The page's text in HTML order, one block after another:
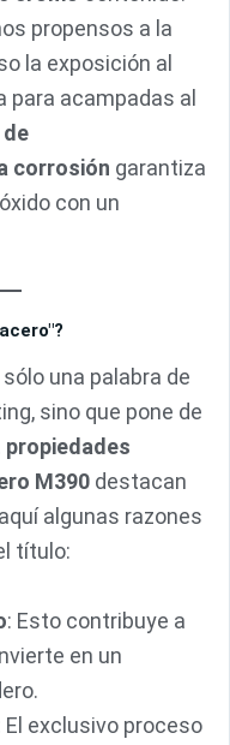
propensos a la
la exposición al
para acampadas al
corrosión garantiza
con un
una palabra de
sino que pone de
propiedades
M390 destacan
algunas razones
título:
: Esto contribuye a
en un
El exclusivo proceso